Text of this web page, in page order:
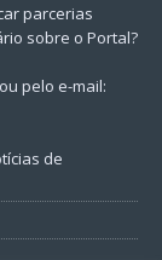
parcerias
sobre o Portal?
pelo e-mail:
de